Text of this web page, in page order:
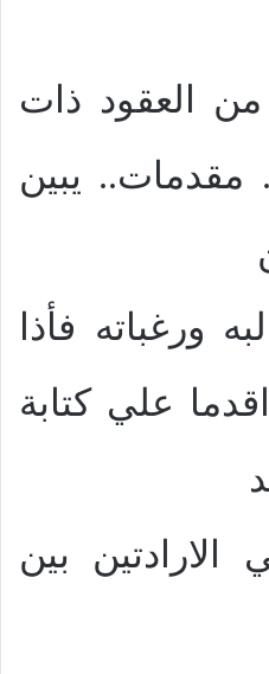
العقود ذات
مقدمات.. يبين
ورغباته فأذا
علي كتابة
الارادتين بين